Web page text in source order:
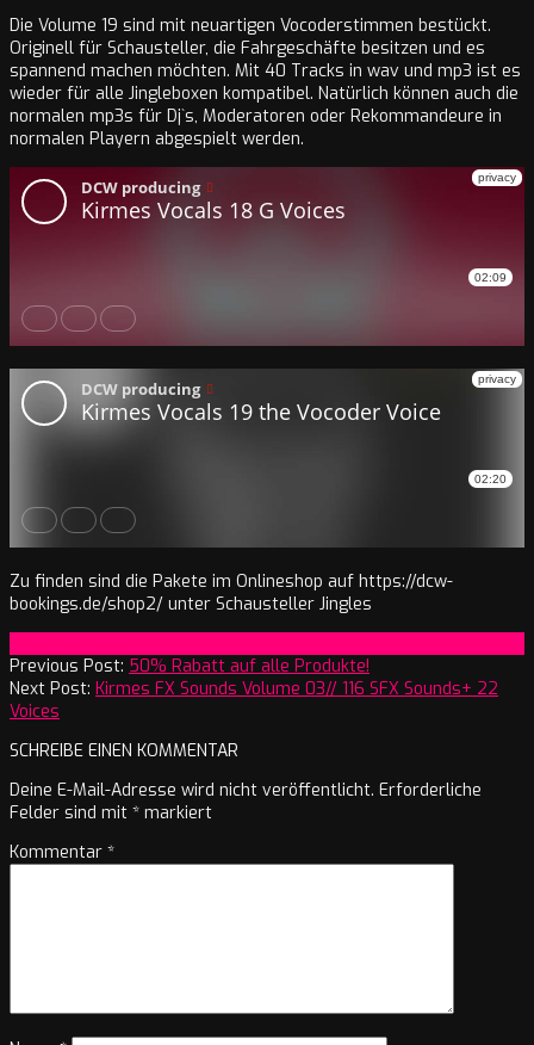
Die Volume 19 sind mit neuartigen Vocoderstimmen bestückt.
Originell für Schausteller, die Fahrgeschäfte besitzen und es
spannend machen möchten. Mit 40 Tracks in wav und mp3 ist es
wieder für alle Jingleboxen kompatibel. Natürlich können auch die
normalen mp3s für Dj`s, Moderatoren oder Rekommandeure in
normalen Playern abgespielt werden.
Zu finden sind die Pakete im Onlineshop auf https://dcw-
bookings.de/shop2/ unter Schausteller Jingles
03-
02
Previous Post: 50% Rabatt auf alle Produkte!
Next Post: Kirmes FX Sounds Volume 03// 116 SFX Sounds+ 22
Voices
SCHREIBE EINEN KOMMENTAR
Deine E-Mail-Adresse wird nicht veröffentlicht. Erforderliche
Felder sind mit * markiert
Kommentar *